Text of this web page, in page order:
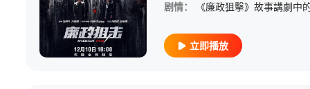
剧情：
立即播放